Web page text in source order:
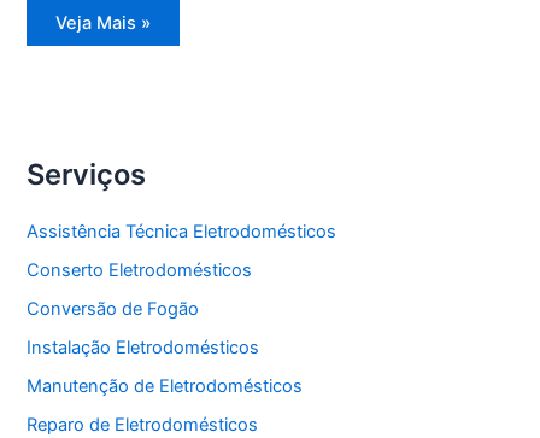
Assistência
Técnica
Veja Mais »
Serviços
Assistência Técnica Eletrodomésticos
Conserto Eletrodomésticos
Conversão de Fogão
Instalação Eletrodomésticos
Manutenção de Eletrodomésticos
Reparo de Eletrodomésticos